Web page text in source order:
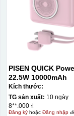
PISEN QUICK
22.5W 10000mAh
Kích thước:
TG sản xuất: 10 ngày
8**.000 ₫
Đăng kýhoặc Đăng nhập